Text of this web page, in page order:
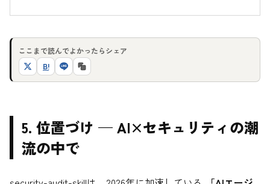
ここまで読んでよかったらシェア
B!
5. 位置づけ — AI×セキュリティの潮
流の中で